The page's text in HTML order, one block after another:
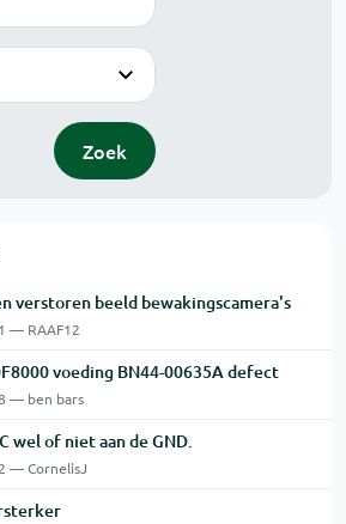
Zoek
verstoren beeld bewakingscamera's
— RAAF12
voeding BN44-00635A defect
— ben bars
wel of niet aan de GND.
— CornelisJ